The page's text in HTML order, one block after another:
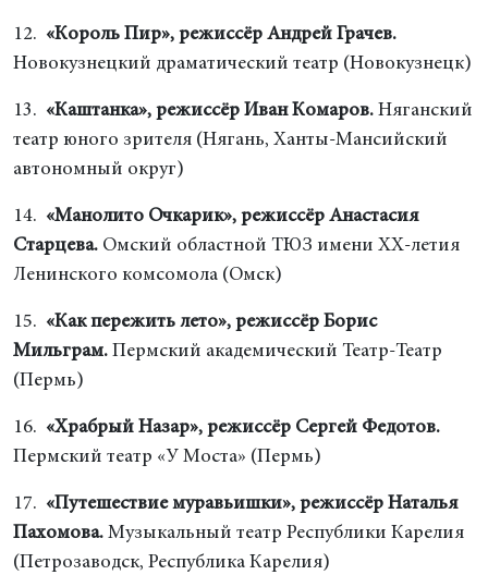
12. «Король Пир», режиссёр Андрей Грачев.
Новокузнецкий драматический театр (Новокузнецк)
13. «Каштанка», режиссёр Иван Комаров. Няганский
театр юного зрителя (Нягань, Ханты-Мансийский
автономный округ)
14. «Манолито Очкарик», режиссёр Анастасия
Старцева. Омский областной ТЮЗ имени ХХ-летия
Ленинского комсомола (Омск)
15. «Как пережить лето», режиссёр Борис
Мильграм. Пермский академический Театр-Театр
(Пермь)
16. «Храбрый Назар», режиссёр Сергей Федотов.
Пермский театр «У Моста» (Пермь)
17. «Путешествие муравьишки», режиссёр Наталья
Пахомова. Музыкальный театр Республики Карелия
(Петрозаводск, Республика Карелия)